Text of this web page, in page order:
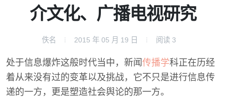
介文化、广播电视研究
佚名 2015 年 05 月 19 日 阅读 3
处于信息爆炸这般时代当中，新闻 传播学科正在历经
着从来没有过的变革以及挑战，它不只是进行信息传
递的一方，更是塑造社会舆论的那一方。